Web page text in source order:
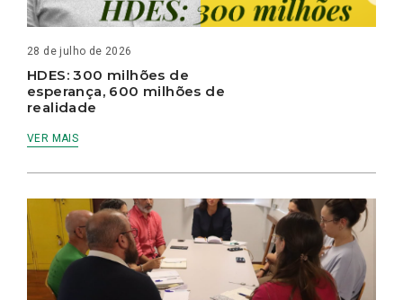
28 de julho de 2026
HDES: 300 milhões de
esperança, 600 milhões de
realidade
VER MAIS